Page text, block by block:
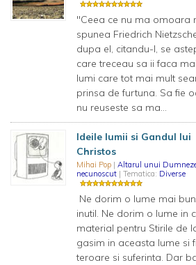
"Ceea ce nu ma omoara
spunea Friedrich
dupa el, citandu-l, se
care treceau sa ii faca
lumi care tot mai mult
prinsa de furtuna. Sa fie
nu reuseste sa ma...
Ideile lumii si Gandul lui
Christos
Mihai Pop | Altarul unui
necunoscut | Tematica: Diverse
Ne dorim o lume mai
inutil. Ne dorim o lume in
material pentru Stirile de
gasim in aceasta lume si
teroare si suferinta. Dar